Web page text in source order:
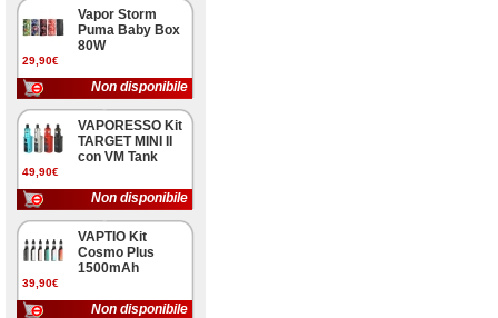
29,90€
Vapor Storm
Puma Baby Box
80W
Non disponibile
49,90€
VAPORESSO Kit
TARGET MINI II
con VM Tank
Non disponibile
39,90€
VAPTIO Kit
Cosmo Plus
1500mAh
Non disponibile